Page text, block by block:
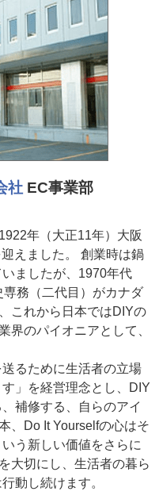
社 EC事業部
年（大正11年）大阪
迎えました。 創業時は鍋
ましたが、1970年代
専務（二代目）がカナダ
これから日本ではDIYの
界のパイオニアとして、
るために生活者の立場
」を経営理念とし、DIY
補修する、自らのアイ
、Do It Yourselfの心はそ
う新しい価値をさらに
大切にし、生活者の暮ら
動し続けます。